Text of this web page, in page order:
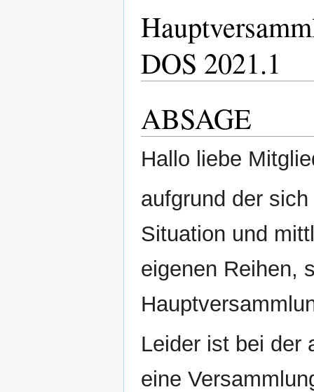
DOS 2021.1
ABSAGE
Hallo liebe
aufgrund der
Situation und
eigenen Reihen,
Leider ist bei der
eine